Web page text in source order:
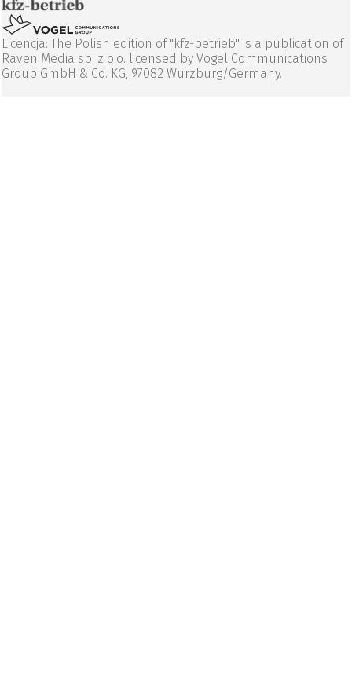
Licencja: The Polish edition of "kfz-betrieb" is a publication of
Raven Media sp. z o.o. licensed by Vogel Communications
Group GmbH & Co. KG, 97082 Wurzburg/Germany.